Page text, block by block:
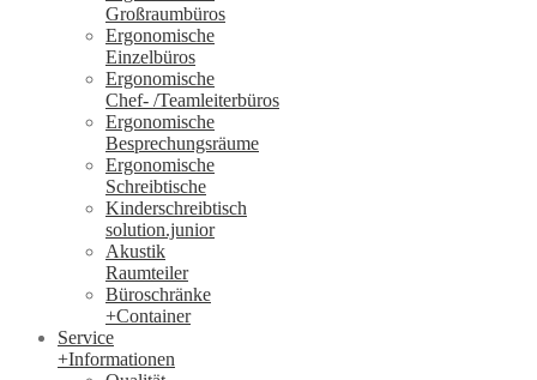
Großraumbüros
Ergonomische
Einzelbüros
Ergonomische
Chef- /Teamleiterbüros
Ergonomische
Besprechungsräume
Ergonomische
Schreibtische
Kinderschreibtisch
solution.junior
Akustik
Raumteiler
Büroschränke
+Container
Service
+Informationen